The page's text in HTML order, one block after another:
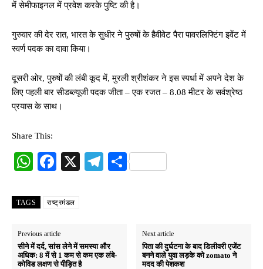
में सेमीफाइनल में प्रवेश करके पुष्टि की है।
गुरुवार की देर रात, भारत के सुधीर ने पुरुषों के हैवीवेट पैरा पावरलिफ्टिंग इवेंट में
स्वर्ण पदक का दावा किया।
दूसरी ओर, पुरुषों की लंबी कूद में, मुरली श्रीशंकर ने इस स्पर्धा में अपने देश के
लिए पहली बार सीडब्ल्यूजी पदक जीता – एक रजत – 8.08 मीटर के सर्वश्रेष्ठ
प्रयास के साथ।
Share This:
W
ts
pp
Fa
bo
X
Te
m
S
TAGS राष्ट्रमंडल
Previous article
सीने में दर्द, सांस लेने में समस्या और
अधिक: 8 में से 1 कम से कम एक लंबे-
कोविड लक्षण से पीड़ित है
Next article
पिता की दुर्घटना के बाद डिलीवरी एजेंट
बनने वाले युवा लड़के को zomato ने
मदद की पेशकश